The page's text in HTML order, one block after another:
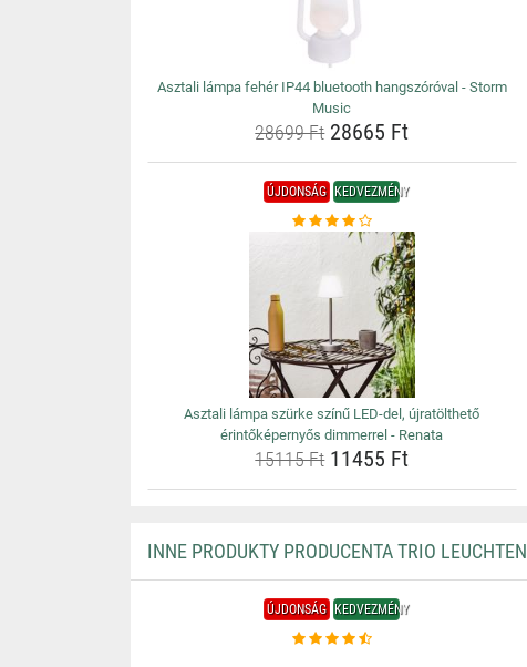
Asztali lámpa fehér IP44 bluetooth hangszóróval - Storm
Music
28699 Ft28665 Ft
ÚJDONSÁG KEDVEZMÉNY
Asztali lámpa szürke színű LED-del, újratölthető
érintőképernyős dimmerrel - Renata
15115 Ft11455 Ft
INNE PRODUKTY PRODUCENTA TRIO LEUCHTEN
ÚJDONSÁG KEDVEZMÉNY